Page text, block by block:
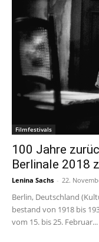
Filmfestivals
100 Jahre
Berlinale 2018
Lenina Sachs - 22.
Berlin, Deutschland
bestand von 1918 bis
vom 15. bis 25. Februar...